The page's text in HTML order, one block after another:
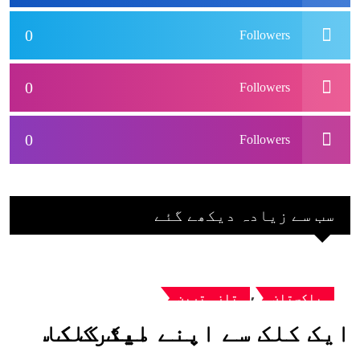
0 Followers
0 Followers
0 Followers
سب سے زیادہ دیکھے گئے
پاکستان , تازہ ترین
ایک کلک سے اپنے میٹرک کا